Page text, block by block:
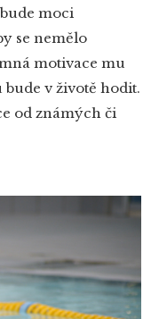
moci
se nemělo
motivace mu
bude v životě hodit.
od známých či